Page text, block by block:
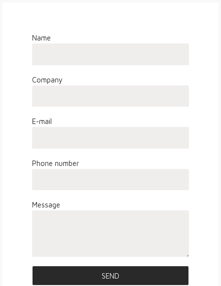
Name
Company
E-mail
Phone number
Message
SEND